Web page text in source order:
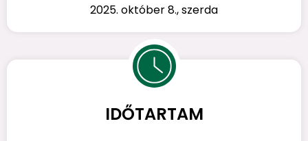
2025. október 8., szerda
IDŐTARTAM